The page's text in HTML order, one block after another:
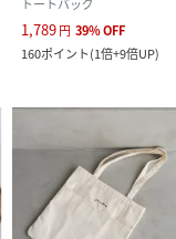
トートバッグ
1,789円 39%OFF
160ポイント(1倍+9倍UP)